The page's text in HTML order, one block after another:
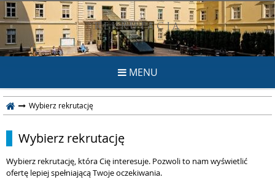
REKRUTACJA
MENU
Wybierz rekrutację
Wybierz rekrutację
Wybierz rekrutację, która Cię interesuje. Pozwoli to nam wyświetlić
ofertę lepiej spełniającą Twoje oczekiwania.